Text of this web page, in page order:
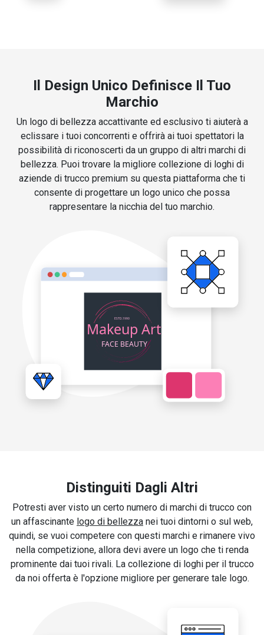
Il Design Unico Definisce Il Tuo
Marchio
Un logo di bellezza accattivante ed esclusivo ti aiuterà a
eclissare i tuoi concorrenti e offrirà ai tuoi spettatori la
possibilità di riconoscerti da un gruppo di altri marchi di
bellezza. Puoi trovare la migliore collezione di loghi di
aziende di trucco premium su questa piattaforma che ti
consente di progettare un logo unico che possa
rappresentare la nicchia del tuo marchio.
Distinguiti Dagli Altri
Potresti aver visto un certo numero di marchi di trucco con
un affascinante logo di bellezza nei tuoi dintorni o sul web,
quindi, se vuoi competere con questi marchi e rimanere vivo
nella competizione, allora devi avere un logo che ti renda
prominente dai tuoi rivali. La collezione di loghi per il trucco
da noi offerta è l'opzione migliore per generare tale logo.